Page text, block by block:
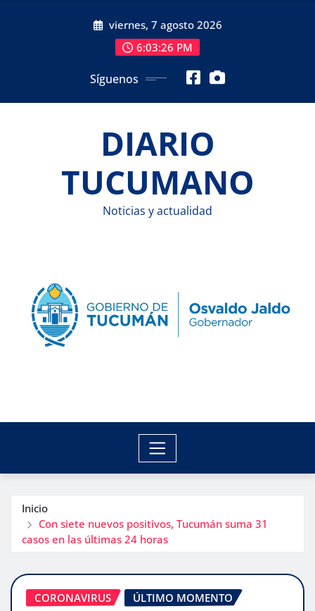
viernes, 7 agosto 2026
6:03:27 PM
Síguenos
DIARIO
TUCUMANO
Noticias y actualidad
Inicio
Con siete nuevos positivos, Tucumán suma 31
casos en las últimas 24 horas
CORONAVIRUS ÚLTIMO MOMENTO